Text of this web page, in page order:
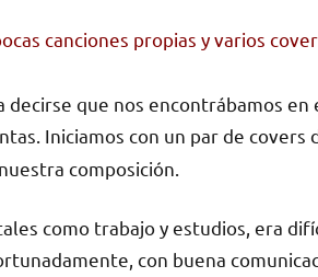
canciones propias y varios
que nos encontrábamos en
Iniciamos con un par de covers
composición.
como trabajo y estudios, era
con buena